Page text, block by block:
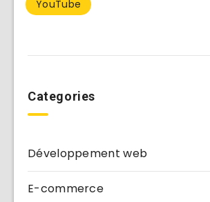
YouTube
Categories
Développement web
E-commerce